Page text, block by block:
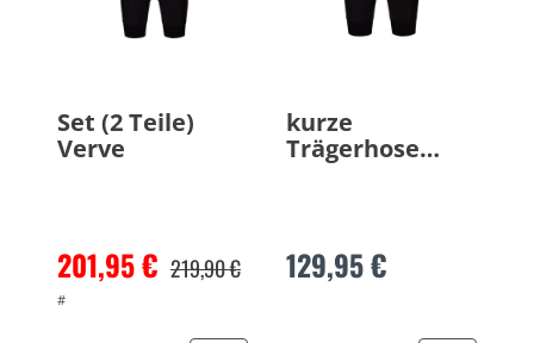
Set (2 Teile)
Verve
201,95 € 219,90 €
#
kurze
Trägerhose
129,95 €